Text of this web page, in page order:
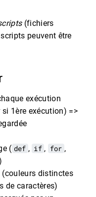
(fichiers
peuvent être
exécution
1ère exécution) =>
( def , if , for ,
distinctes
de caractères)